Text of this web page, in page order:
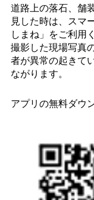
道路上の落石、舗
見した時は、スマ
しまね」をご利用
撮影した現場写真
者が異常の起きて
ながります。
アプリの無料ダウ